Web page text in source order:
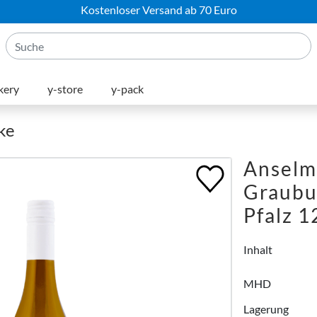
Kostenloser Versand ab 70 Euro
y-store y-pack
Pfalz
Inhalt
MHD
Lagerung